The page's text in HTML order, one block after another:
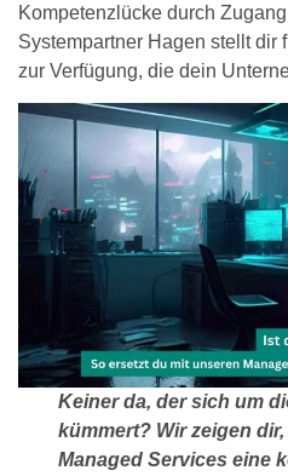
Kompetenzlücke durch
Systempartner Hagen stellt dir
zur Verfügung, die dein
Keiner da, der sich um
kümmert? Wir zeigen
Managed Services eine